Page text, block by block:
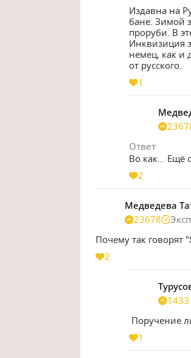
Издавна на
бане. Зимой
проруби. В
Инквизиция
немец, как и
от русского.
1
Ответ
Во как... Ещё
2
Медведева
23678
Почему так говорят
2
1433
Поручение
1